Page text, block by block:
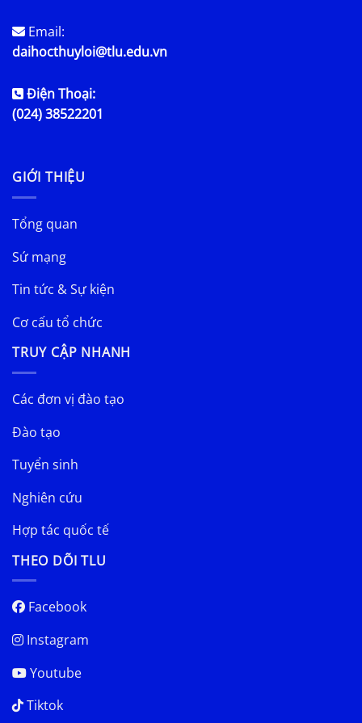
Email:
daihocthuyloi@tlu.edu.vn
Điện Thoại:
(024) 38522201
GIỚI THIỆU
Tổng quan
Sứ mạng
Tin tức & Sự kiện
Cơ cấu tổ chức
TRUY CẬP NHANH
Các đơn vị đào tạo
Đào tạo
Tuyển sinh
Nghiên cứu
Hợp tác quốc tế
THEO DÕI TLU
Facebook
Instagram
Youtube
Tiktok